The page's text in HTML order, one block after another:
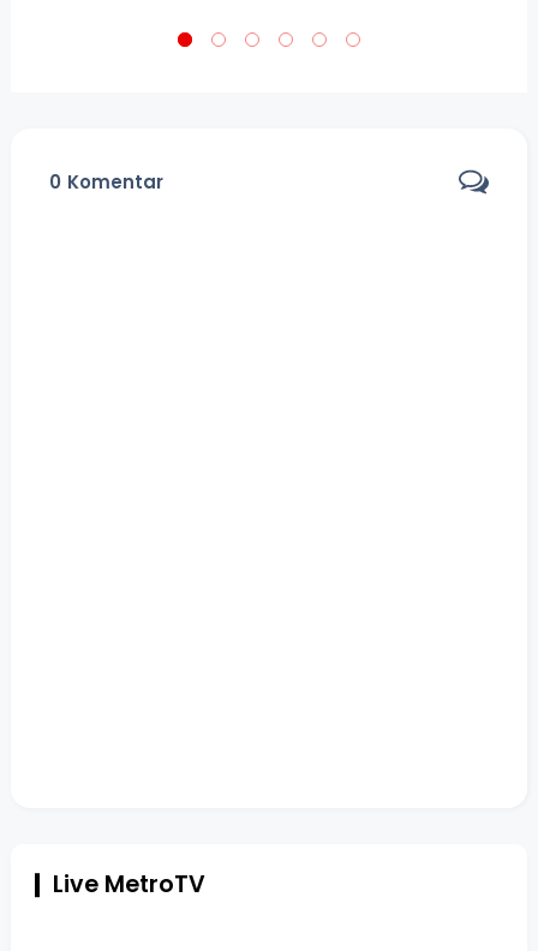
0 Komentar
Live MetroTV